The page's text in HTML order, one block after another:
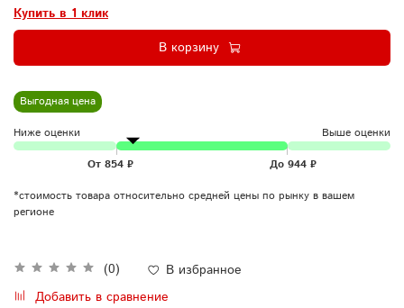
(0)
В избранное
Добавить в сравнение
Купить в 1 клик
В корзину
Выгодная цена
Ниже оценки Выше оценки
*стоимость товара относительно средней цены по рынку в вашем
регионе